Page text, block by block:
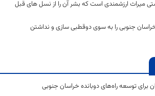
میراث ارزشمندی است که بشر آن را از نسل ‌های قبل
خراسان جنوبی را به سوی دوقطبی سازی و نداشتن